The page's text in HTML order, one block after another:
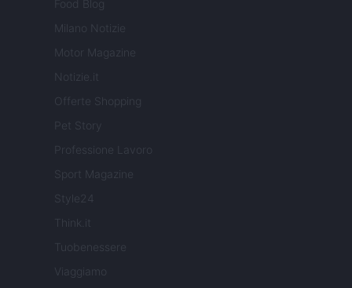
Food Blog
Milano Notizie
Motor Magazine
Notizie.it
Offerte Shopping
Pet Story
Professione Lavoro
Sport Magazine
Style24
Think.it
Tuobenessere
Viaggiamo